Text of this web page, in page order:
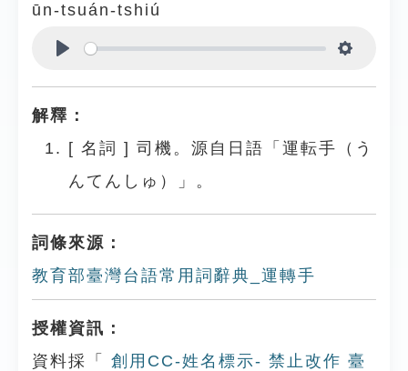
ūn-tsuán-tshiú
解釋：
[ 名詞 ] 司機。源自日語「運転手（う
んてんしゅ）」。
詞條來源：
教育部臺灣台語常用詞辭典_運轉手
授權資訊：
資料採「
創用CC-姓名標示- 禁止改作 臺